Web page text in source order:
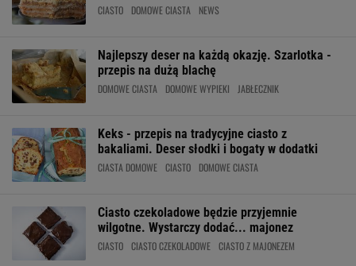
CIASTO DOMOWE CIASTA NEWS
Najlepszy deser na każdą okazję. Szarlotka -
przepis na dużą blachę
DOMOWE CIASTA DOMOWE WYPIEKI JABŁECZNIK
Keks - przepis na tradycyjne ciasto z
bakaliami. Deser słodki i bogaty w dodatki
CIASTA DOMOWE CIASTO DOMOWE CIASTA
Ciasto czekoladowe będzie przyjemnie
wilgotne. Wystarczy dodać... majonez
CIASTO CIASTO CZEKOLADOWE CIASTO Z MAJONEZEM